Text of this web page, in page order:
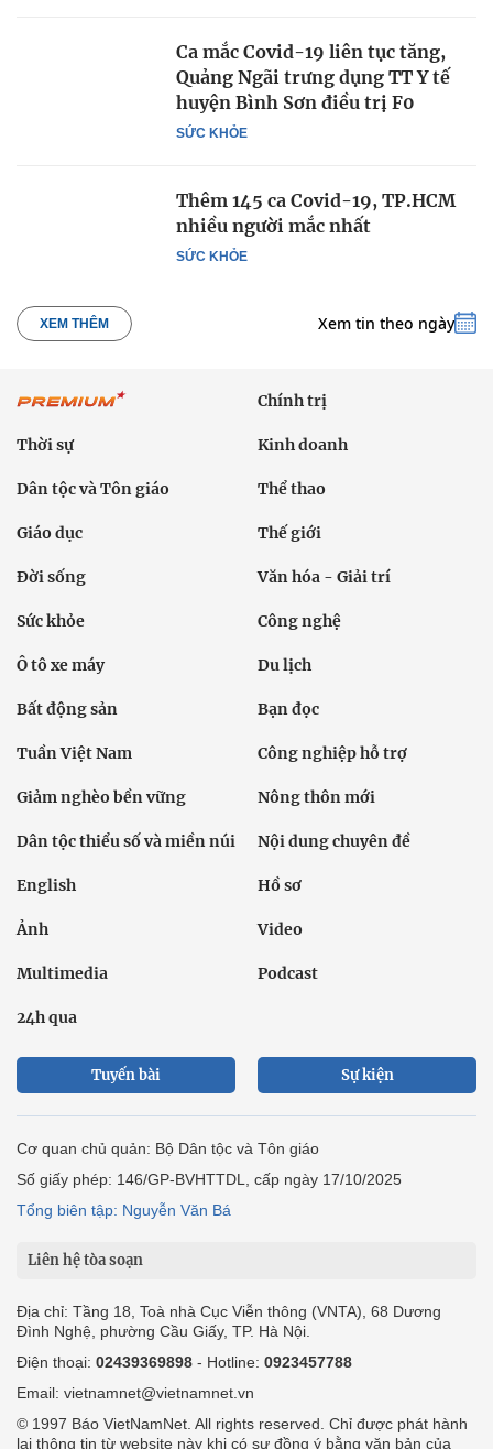
SỨC KHỎE
Ca mắc Covid-19 liên tục tăng,
Quảng Ngãi trưng dụng TT Y tế
huyện Bình Sơn điều trị F0
SỨC KHỎE
Thêm 145 ca Covid-19, TP.HCM
nhiều người mắc nhất
XEM THÊM Xem tin theo ngày
Chính trị
Thời sự Kinh doanh
Dân tộc và Tôn giáo Thể thao
Giáo dục Thế giới
Đời sống Văn hóa - Giải trí
Sức khỏe Công nghệ
Ô tô xe máy Du lịch
Bất động sản Bạn đọc
Tuần Việt Nam Công nghiệp hỗ trợ
Giảm nghèo bền vững Nông thôn mới
Dân tộc thiểu số và miền núi Nội dung chuyên đề
English Hồ sơ
Ảnh Video
Multimedia Podcast
24h qua
Tuyến bài Sự kiện
Cơ quan chủ quản: Bộ Dân tộc và Tôn giáo
Số giấy phép: 146/GP-BVHTTDL, cấp ngày 17/10/2025
Tổng biên tập: Nguyễn Văn Bá
Liên hệ tòa soạn
Địa chỉ: Tầng 18, Toà nhà Cục Viễn thông (VNTA), 68 Dương
Đình Nghệ, phường Cầu Giấy, TP. Hà Nội.
Điện thoại: 02439369898 - Hotline: 0923457788
Email: vietnamnet@vietnamnet.vn
© 1997 Báo VietNamNet. All rights reserved. Chỉ được phát hành
lại thông tin từ website này khi có sự đồng ý bằng văn bản của